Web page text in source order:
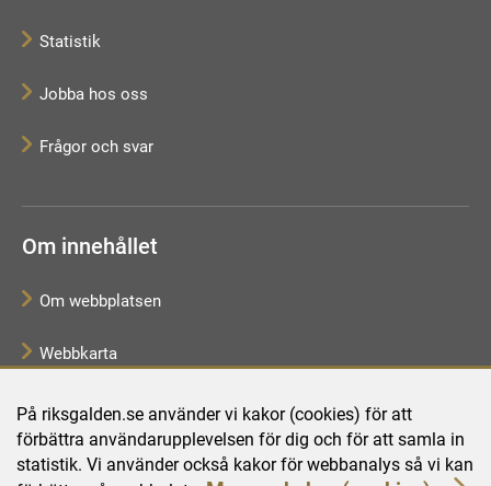
På riksgalden.se använder vi kakor (cookies) för att
förbättra användarupplevelsen för dig och för att samla in
statistik. Vi använder också kakor för webbanalys så vi kan
Statistik
Jobba hos oss
Frågor och svar
Om innehållet
Om webbplatsen
Webbkarta
Tillgänglighetsredogörelse
Behandling av personuppgifter